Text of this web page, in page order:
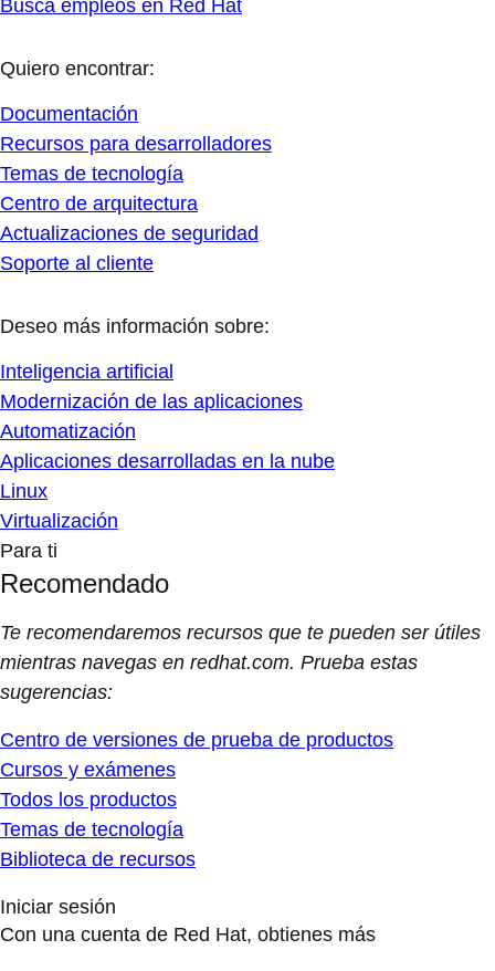
Busca empleos en Red Hat
Quiero encontrar:
Documentación
Recursos para desarrolladores
Temas de tecnología
Centro de arquitectura
Actualizaciones de seguridad
Soporte al cliente
Deseo más información sobre:
Inteligencia artificial
Modernización de las aplicaciones
Automatización
Aplicaciones desarrolladas en la nube
Linux
Virtualización
Para ti
Recomendado
Te recomendaremos recursos que te pueden ser útiles
mientras navegas en redhat.com. Prueba estas
sugerencias:
Centro de versiones de prueba de productos
Cursos y exámenes
Todos los productos
Temas de tecnología
Biblioteca de recursos
Iniciar sesión
Con una cuenta de Red Hat, obtienes más